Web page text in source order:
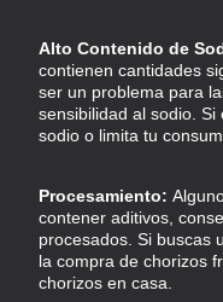
Alto Contenido de
contienen cantidades
ser un problema para
sensibilidad al sodio.
sodio o limita tu
Procesamiento:
contener aditivos,
procesados. Si buscas
la compra de chorizos
chorizos en casa.